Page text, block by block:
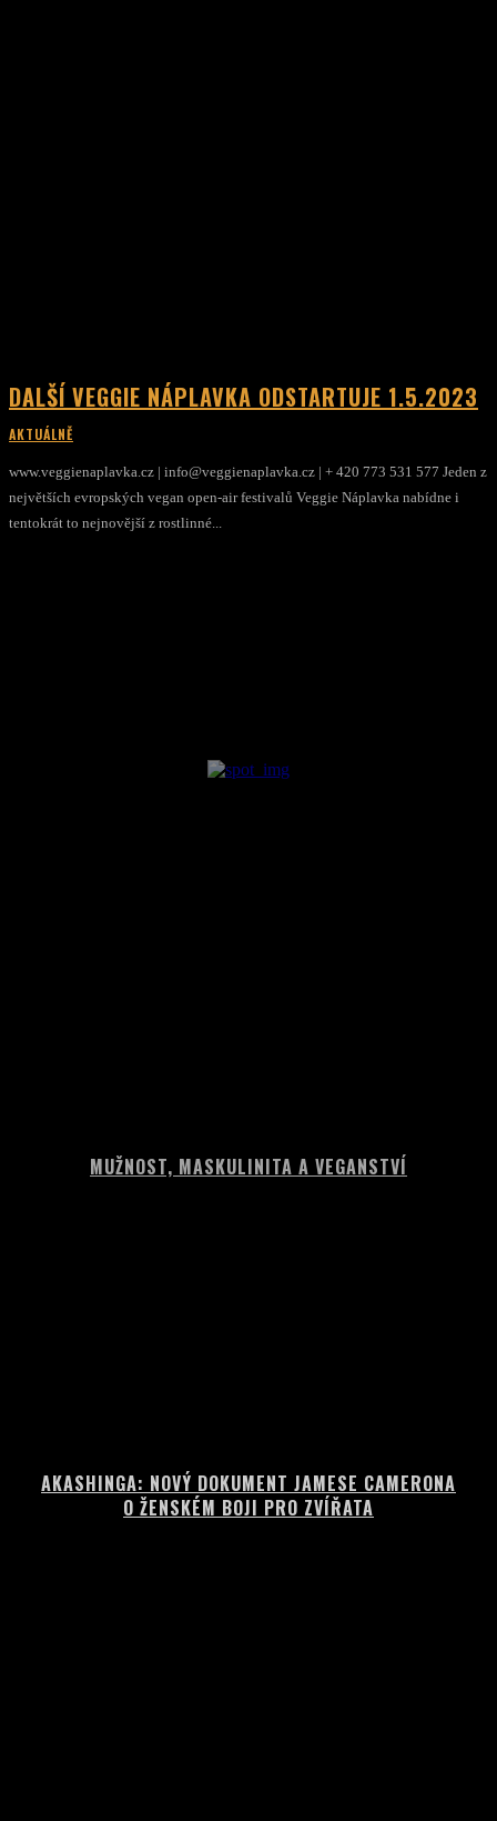
DALŠÍ VEGGIE NÁPLAVKA ODSTARTUJE 1.5.2023
AKTUÁLNĚ
www.veggienaplavka.cz | info@veggienaplavka.cz | + 420 773 531 577 Jeden z
největších evropských vegan open-air festivalů Veggie Náplavka nabídne i
tentokrát to nejnovější z rostlinné...
MUŽNOST, MASKULINITA A VEGANSTVÍ
AKASHINGA: NOVÝ DOKUMENT JAMESE CAMERONA
O ŽENSKÉM BOJI PRO ZVÍŘATA